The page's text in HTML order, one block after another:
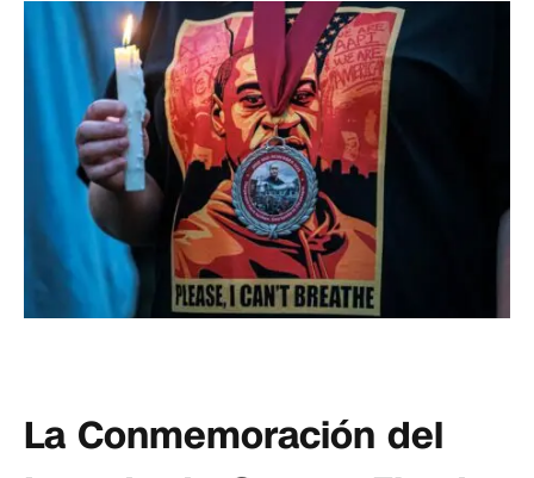
La Conmemoración del